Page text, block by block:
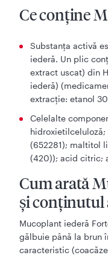
Ce conţine
Substanţa activă
iederă. Un plic
extract uscat) din
iederă)
extracție: etanol
Celelalte
hidroxietilceluloză;
(652281); maltitol
(420)); acid citric;
Cum arată
şi
Mucoplant iederă
gălbuie până la brun
caracteristic